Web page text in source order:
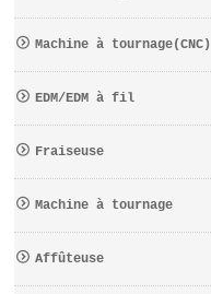
Machine à tournage(CNC)
EDM/EDM à fil
Fraiseuse
Machine à tournage
Affûteuse